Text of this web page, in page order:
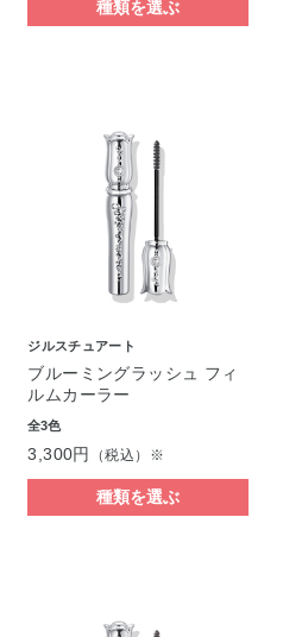
種類を選ぶ
ジルスチュアート
ブルーミングラッシュ フィ
ルムカーラー
全3色
3,300円 （税込）※
種類を選ぶ